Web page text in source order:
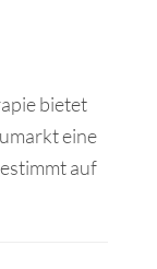
bietet
eine
auf